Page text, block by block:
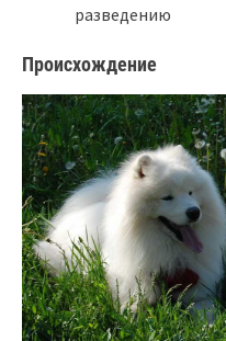
разведению
Происхождение